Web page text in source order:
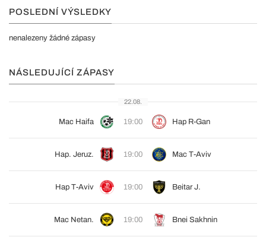
POSLEDNÍ VÝSLEDKY
nenalezeny žádné zápasy
NÁSLEDUJÍCÍ ZÁPASY
22.08.
Mac Haifa 19:00 Hap R-Gan
Hap. Jeruz. 19:00 Mac T-Aviv
Hap T-Aviv 19:00 Beitar J.
Mac Netan. 19:00 Bnei Sakhnin